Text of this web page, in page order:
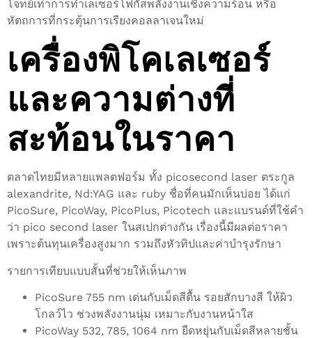
โจทย์เท่าการทำเลเซอร์โฟกัสพลังงานเชิงความร้อน หรือ
หัตถการที่กระตุ้นการเรียงคอลลาเจนใหม่
เครื่องพิโคเลเซอร์
และความต่างที่
สะท้อนในราคา
ตลาดไทยมีหลายแพลตฟอร์ม ทั้ง picosecond laser ตระกูล
alexandrite, Nd:YAG และ ruby ชื่อที่คนมักเห็นบ่อย ได้แก่
PicoSure, PicoWay, PicoPlus, Picotech และแบรนด์ที่ใช้คำ
ว่า pico second laser ในสเปกต่างกัน เรื่องนี้มีผลต่อราคา
เพราะต้นทุนเครื่องสูงมาก รวมถึงหัวทิปและค่าบำรุงรักษา
รายการเทียบแบบสั้นที่ช่วยให้เห็นภาพ
PicoSure 755 nm เด่นกับเม็ดสีตื้น รอยสักบางสี ให้ผิว
โกลว์ไว ช่วงพลังงานนุ่ม เหมาะกับงานหน้าใส
PicoWay 532, 785, 1064 nm ยืดหยุ่นกับเม็ดสีหลายชั้น